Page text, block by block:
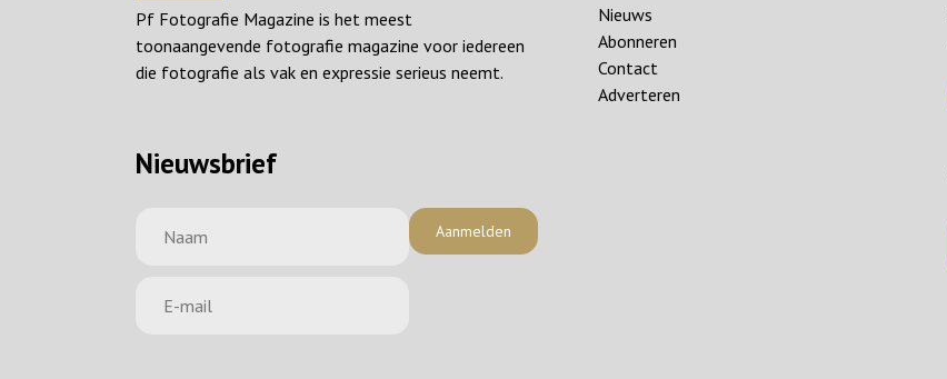
Pf Fotografie Magazine is het meest
toonaangevende fotografie magazine voor iedereen
die fotografie als vak en expressie serieus neemt.
Nieuwsbrief
Aanmelden
Nieuws
Abonneren
Contact
Adverteren